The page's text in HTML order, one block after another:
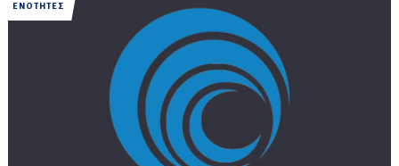
ΕΝΟΤΗΤΕΣ